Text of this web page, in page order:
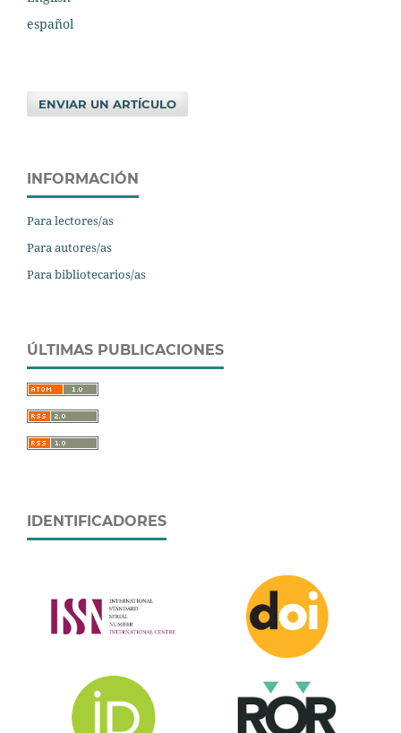
español
ENVIAR UN ARTÍCULO
INFORMACIÓN
Para lectores/as
Para autores/as
Para bibliotecarios/as
ÚLTIMAS PUBLICACIONES
IDENTIFICADORES